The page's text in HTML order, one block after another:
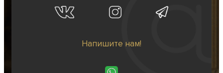
Напишите нам!